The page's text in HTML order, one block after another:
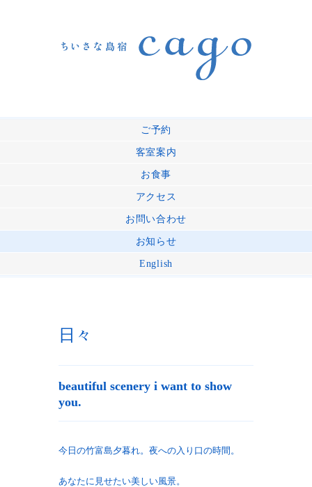
ご予約
客室案内
お食事
アクセス
お問い合わせ
お知らせ
English
日々
beautiful scenery i want to show
you.
今日の竹富島夕暮れ。夜への入り口の時間。
あなたに見せたい美しい風景。